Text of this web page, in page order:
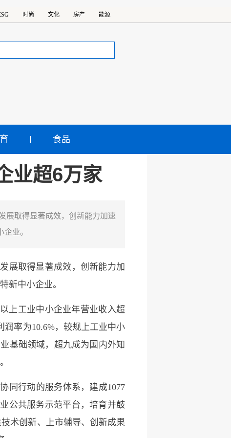
时尚 文化 房产 能源
食品
业超6万家
展取得显著成效，创新能力加速
业。
展取得显著成效，创新能力加
新中小企业。
上工业中小企业年营业收入超
润率为10.6%，较规上工业中小
基础领域，超九成为国内外知
同行动的服务体系，建成1077
公共服务示范平台，培育并鼓
术创新、上市辅导、创新成果